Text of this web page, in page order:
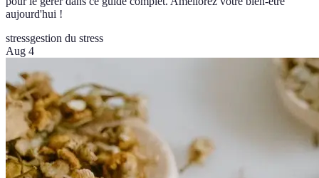
aujourd'hui !
stressgestion du stress
Aug 4